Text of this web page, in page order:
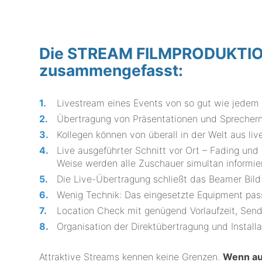
Die STREAM
zusammengefasst:
Livestream eines Events von so gut wie
Übertragung von Präsentationen und
Kollegen können von überall in der Welt aus
Live ausgeführter Schnitt vor Ort – Fading
Weise werden alle Zuschauer simultan
Die Live-Übertragung schließt das Beamer
Wenig Technik: Das eingesetzte Equipment
Location Check mit genügend Vorlaufzeit,
Organisation der Direktübertragung und
Attraktive Streams kennen keine Grenzen.Wenn